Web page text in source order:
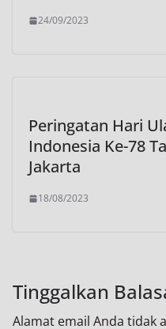
24/09/2023
Peringatan Hari
Indonesia Ke-78
Jakarta
18/08/2023
Tinggalkan
Alamat email Anda tidak